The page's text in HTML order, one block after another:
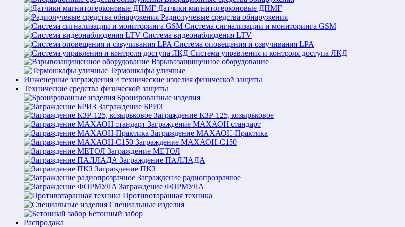
Датчики магнитогерконовые ДПМГ
Радиолучевые средства обнаружения
Система сигнализации и мониторинга GSM
Система видеонаблюдения LTV
Система оповещения и озвучивания LPA
Система управления и контроля доступа ЛКД
Взрывозащищенное оборудование
Термошкафы уличные
Инженерные заграждения и технические изделия физической защиты
Технические средства физической защиты
Бронированные изделия
Заграждение БРИЗ
Заграждение КЗР-125, козырьковое
Заграждение МАХАОН стандарт
Заграждение МАХАОН-Практика
Заграждение МАХАОН-С150
Заграждение МЕТОЛ
Заграждение ПАЛЛАДА
Заграждение ПКЗ
Заграждение радиопрозрачное
Заграждение ФОРМУЛА
Противотаранная техника
Специальные изделия
Бетонный забор
Распродажа